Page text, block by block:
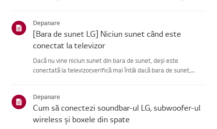
Depanare
[Bara de sunet LG] Niciun sunet când este
conectat la televizor
Dacă nu vine niciun sunet din bara de sunet, deși este
conectată la televizor,verifică mai întâi dacă bara de sunet,
Depanare
Cum să conectezi soundbar-ul LG, subwoofer-ul
wireless și boxele din spate